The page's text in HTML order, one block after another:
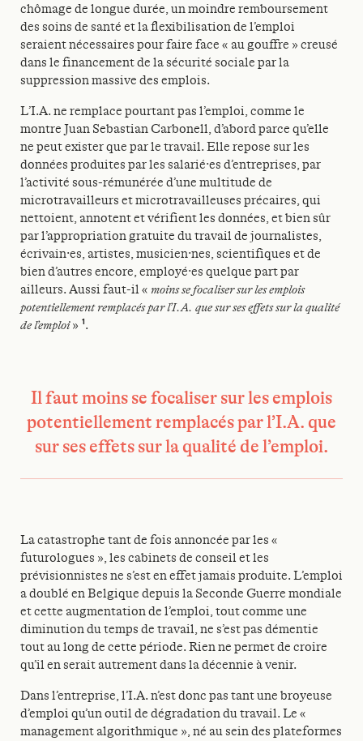
chômage de longue durée, un moindre remboursement
des soins de santé et la flexibilisation de l’emploi
seraient nécessaires pour faire face « au gouffre » creusé
dans le financement de la sécurité sociale par la
suppression massive des emplois.
L’I.A. ne remplace pourtant pas l’emploi, comme le
montre Juan Sebastian Carbonell, d’abord parce qu’elle
ne peut exister que par le travail. Elle repose sur les
données produites par les salarié·es d’entreprises, par
l’activité sous-rémunérée d’une multitude de
microtravailleurs et microtravailleuses précaires, qui
nettoient, annotent et vérifient les données, et bien sûr
par l’appropriation gratuite du travail de journalistes,
écrivain·es, artistes, musicien·nes, scientifiques et de
bien d’autres encore, employé·es quelque part par
ailleurs. Aussi faut-il « moins se focaliser sur les emplois
potentiellement remplacés par l’I.A. que sur ses effets sur la qualité
de l’emploi» 1.
Il faut moins se focaliser sur les emplois
potentiellement remplacés par l’I.A. que
sur ses effets sur la qualité de l’emploi.
La catastrophe tant de fois annoncée par les «
futurologues », les cabinets de conseil et les
prévisionnistes ne s’est en effet jamais produite. L’emploi
a doublé en Belgique depuis la Seconde Guerre mondiale
et cette augmentation de l’emploi, tout comme une
diminution du temps de travail, ne s’est pas démentie
tout au long de cette période. Rien ne permet de croire
qu’il en serait autrement dans la décennie à venir.
Dans l’entreprise, l’I.A. n’est donc pas tant une broyeuse
d’emploi qu’un outil de dégradation du travail. Le «
management algorithmique », né au sein des plateformes